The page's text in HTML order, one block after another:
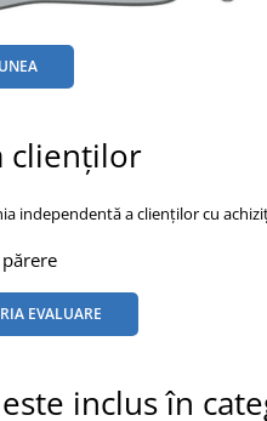
clienților
independentă a clienților cu
EVALUARE
inclus în